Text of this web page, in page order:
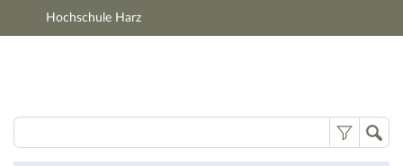
Hauptnavigation
Hochschule Harz
Lernmaterialien